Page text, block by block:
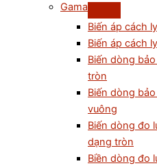
Gama
Biến áp cách
Biến áp cách
Biến dòng
tròn
Biến dòng
vuông
Biến dòng đo
dạng tròn
Biền dòng đo